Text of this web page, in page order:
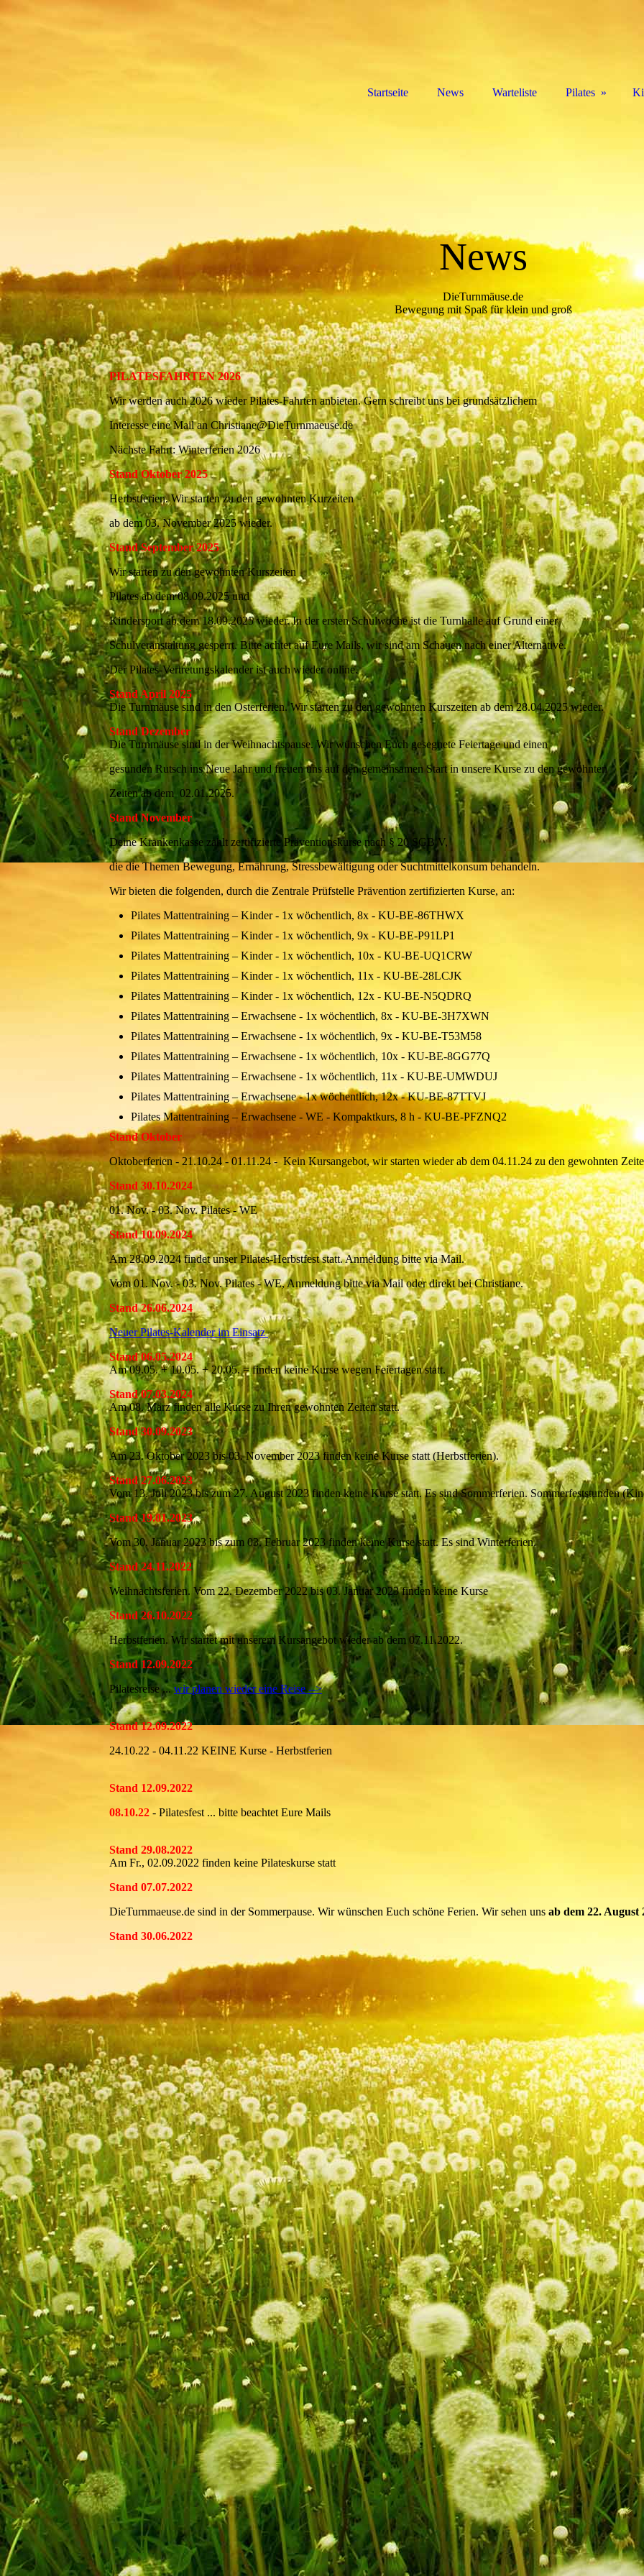
News
DieTurnmäuse.de
Bewegung mit Spaß für klein und groß
PILATESFAHRTEN 2026
Wir werden auch 2026 wieder Pilates-Fahrten anbieten. Gern schreibt uns bei grundsätzlichem
Interesse eine Mail an Christiane@DieTurnmaeuse.de
Nächste Fahrt: Winterferien 2026
Stand Oktober 2025
Herbstferien. Wir starten zu den gewohnten Kurzeiten
ab dem 03. November 2025 wieder.
Stand September 2025
Wir starten zu den gewohnten Kurszeiten
Pilates ab dem 08.09.2025 und
Kindersport ab dem 18.09.2025 wieder. In der ersten Schulwoche ist die Turnhalle auf Grund einer
Schulveranstaltung gesperrt. Bitte achtet auf Eure Mails, wir sind am Schauen nach einer Alternative.
Der Pilates-Vertretungskalender ist auch wieder online.
Stand April 2025
Die Turnmäuse sind in den Osterferien. Wir starten zu den gewohnten Kurszeiten ab dem 28.04.2025 wieder.
Stand Dezember
Die Turnmäuse sind in der Weihnachtspause. Wir wünschen Euch gesegnete Feiertage und einen
gesunden Rutsch ins Neue Jahr und freuen uns auf den gemeinsamen Start in unsere Kurse zu den gewohnten
Zeiten ab dem 02.01.2025.
Stand November
Deine Krankenkasse zahlt zertifizierte Präventionskurse nach § 20 SGB V,
die die Themen Bewegung, Ernährung, Stressbewältigung oder Suchtmittelkonsum behandeln.
Wir bieten die folgenden, durch die Zentrale Prüfstelle Prävention zertifizierten Kurse, an:
Pilates Mattentraining – Kinder - 1x wöchentlich, 8x - KU-BE-86THWX
Pilates Mattentraining – Kinder - 1x wöchentlich, 9x - KU-BE-P91LP1
Pilates Mattentraining – Kinder - 1x wöchentlich, 10x - KU-BE-UQ1CRW
Pilates Mattentraining – Kinder - 1x wöchentlich, 11x - KU-BE-28LCJK
Pilates Mattentraining – Kinder - 1x wöchentlich, 12x - KU-BE-N5QDRQ
Pilates Mattentraining – Erwachsene - 1x wöchentlich, 8x - KU-BE-3H7XWN
Pilates Mattentraining – Erwachsene - 1x wöchentlich, 9x - KU-BE-T53M58
Pilates Mattentraining – Erwachsene - 1x wöchentlich, 10x - KU-BE-8GG77Q
Pilates Mattentraining – Erwachsene - 1x wöchentlich, 11x - KU-BE-UMWDUJ
Pilates Mattentraining – Erwachsene - 1x wöchentlich, 12x - KU-BE-87TTVJ
Pilates Mattentraining – Erwachsene - WE - Kompaktkurs, 8 h - KU-BE-PFZNQ2
Stand Oktober
Oktoberferien - 21.10.24 - 01.11.24 - Kein Kursangebot, wir starten wieder ab dem 04.11.24 zu den gewohnten
Stand 30.10.2024
01. Nov. - 03. Nov. Pilates - WE
Stand 10.09.2024
Am 28.09.2024 findet unser Pilates-Herbstfest statt. Anmeldung bitte via Mail.
Vom 01. Nov. - 03. Nov. Pilates - WE, Anmeldung bitte via Mail oder direkt bei Christiane.
Stand 26.06.2024
Neuer Pilates-Kalender im Einsatz
Stand 06.05.2024
Am 09.05. + 10.05. + 20.05. = finden keine Kurse wegen Feiertagen statt.
Stand 07.03.2024
Am 08. März finden alle Kurse zu Ihren gewohnten Zeiten statt.
Stand 30.09.2023
Am 23. Oktober 2023 bis 03. November 2023 finden keine Kurse statt (Herbstferien).
Stand 27.06.2023
Vom 13. Juli 2023 bis zum 27. August 2023 finden keine Kurse statt. Es sind Sommerferien. Sommerfeststunden
Stand 19.01.2023
Vom 30. Januar 2023 bis zum 03. Februar 2023 finden keine Kurse statt. Es sind Winterferien.
Stand 24.11.2022
Weihnachtsferien. Vom 22. Dezember 2022 bis 03. Januar 2023 finden keine Kurse
Stand 26.10.2022
Herbstferien. Wir startet mit unserem Kursangebot wieder ab dem 07.11.2022.
Stand 12.09.2022
Pilatesreise ...wir planen wieder eine Reise -->
Stand 12.09.2022
24.10.22 - 04.11.22 KEINE Kurse - Herbstferien
Stand 12.09.2022
08.10.22 - Pilatesfest ... bitte beachtet Eure Mails
Stand 29.08.2022
Am Fr., 02.09.2022 finden keine Pilateskurse statt
Stand 07.07.2022
DieTurnmaeuse.de sind in der Sommerpause. Wir wünschen Euch schöne Ferien. Wir sehen uns ab dem 22. August
Stand 30.06.2022
Startseite News Warteliste Pilates